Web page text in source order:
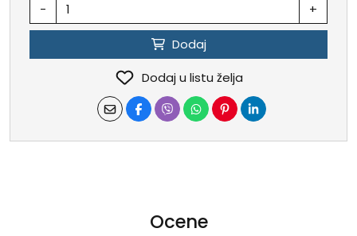
- +
Dodaj
Dodaj u listu želja
Ocene